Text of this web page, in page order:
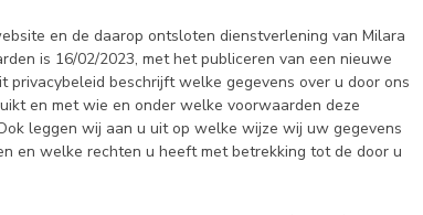
en de daarop ontsloten dienstverlening van Milara
is 16/02/2023, met het publiceren van een nieuwe
beschrijft welke gegevens over u door ons
en met wie en onder welke voorwaarden deze
leggen wij aan u uit op welke wijze wij uw gegevens
en welke rechten u heeft met betrekking tot de door u